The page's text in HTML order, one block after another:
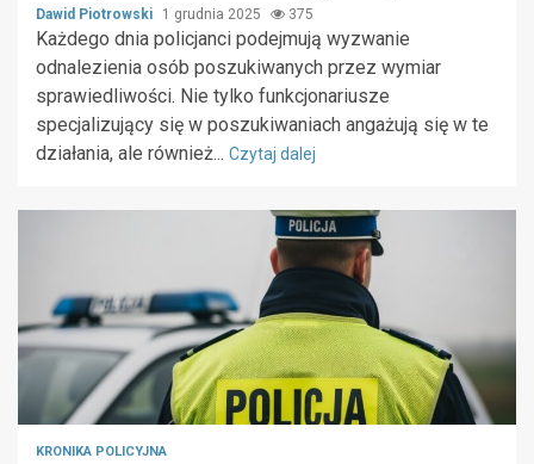
Dawid Piotrowski 1 grudnia 2025 375
Każdego dnia policjanci podejmują wyzwanie
odnalezienia osób poszukiwanych przez wymiar
sprawiedliwości. Nie tylko funkcjonariusze
specjalizujący się w poszukiwaniach angażują się w te
działania, ale również... Czytaj dalej
KRONIKA POLICYJNA